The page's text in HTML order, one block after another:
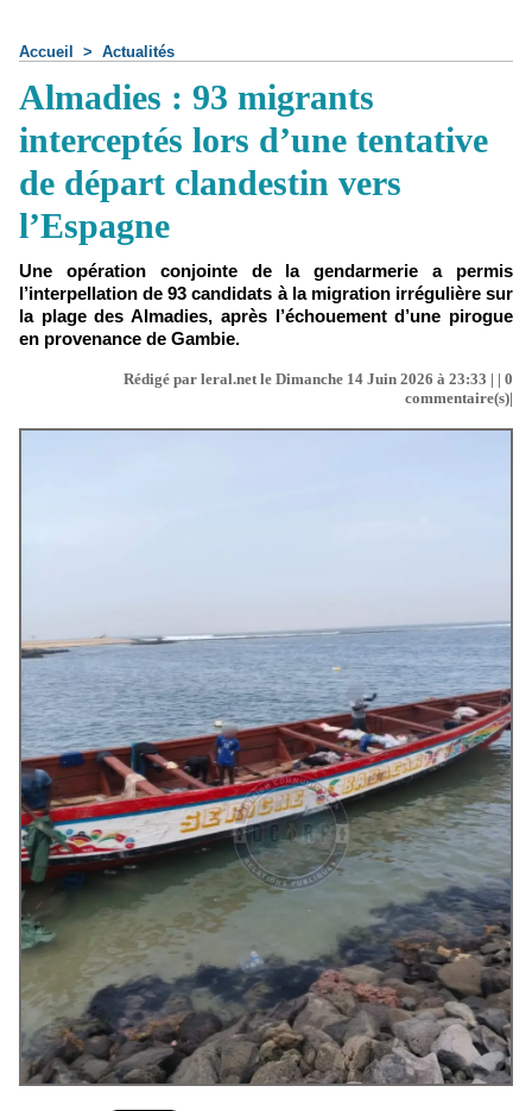
Accueil > Actualités
Almadies : 93 migrants
interceptés lors d’une tentative
de départ clandestin vers
l’Espagne
Une opération conjointe de la gendarmerie a permis
l’interpellation de 93 candidats à la migration irrégulière sur
la plage des Almadies, après l’échouement d’une pirogue
en provenance de Gambie.
Rédigé par leral.net le Dimanche 14 Juin 2026 à 23:33 | | 0
commentaire(s)|